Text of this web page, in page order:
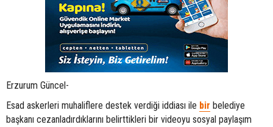
Erzurum Güncel-
Esad askerleri muhaliflere destek verdiği iddiası ile bir belediye
başkanı cezanladırdıklarını belirttikleri bir videoyu sosyal paylaşım